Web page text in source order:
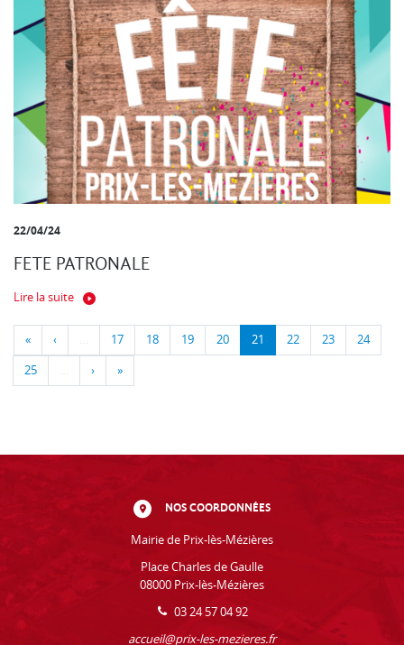
22/04/24
FETE PATRONALE
Lire la suite
« ‹ … 17 18 19 20 21 22 23 24
25 … › »
NOS COORDONNÉES
Mairie de Prix-lès-Mézières
Place Charles de Gaulle
08000 Prix-lès-Mézières
03 24 57 04 92
accueil@prix-les-mezieres.fr